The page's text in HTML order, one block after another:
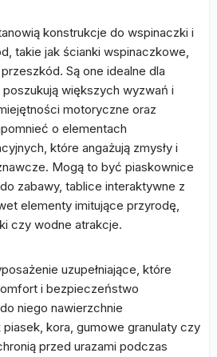
konstrukcje do wspinaczki i
takie jak ścianki wspinaczkowe,
Są one idealne dla
większych wyzwań i
motoryczne oraz
o elementach
które angażują zmysły i
Mogą to być piaskownice
zabawy, tablice interaktywne z
elementy imitujące przyrodę,
czy wodne atrakcje.
uzupełniające, które
i bezpieczeństwo
niego nawierzchnie
kora, gumowe granulaty czy
przed urazami podczas